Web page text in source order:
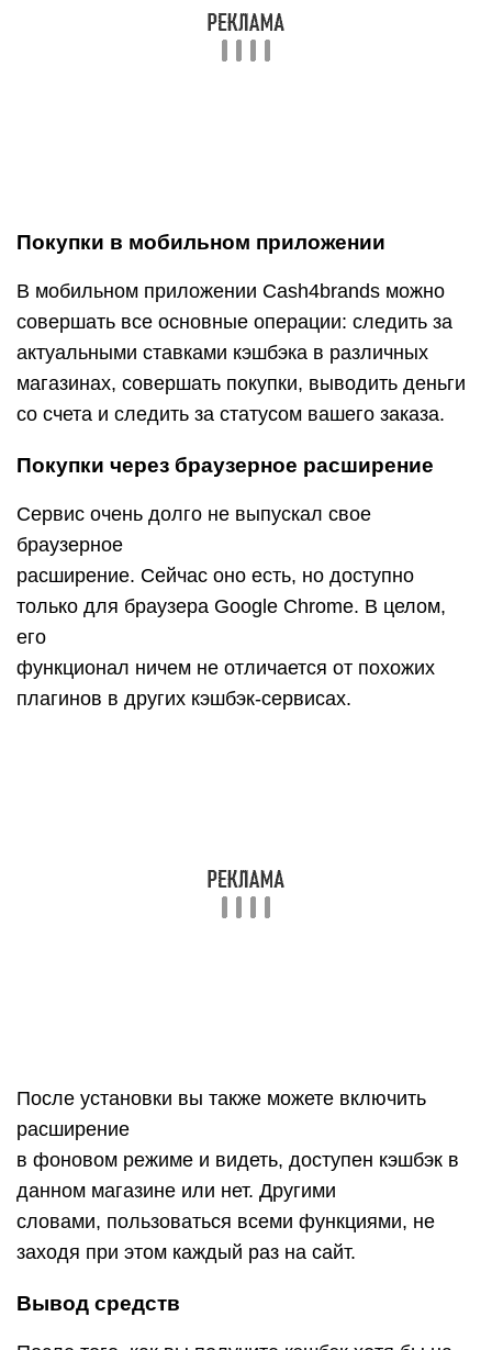
магазинах, совершать покупки, выводить деньги
со счета и следить за статусом вашего заказа.
только для браузера Google Chrome. В целом,
его
функционал ничем не отличается от похожих
плагинов в других кэшбэк-сервисах.
словами, пользоваться всеми функциями, не
заходя при этом каждый раз на сайт.
удобным для вас способом. Тем не менее,
минимальная сумма вывода для разных
платежных систем будет различаться:
Способ выплаты
сумма
Webmoney, Qiwi кошелек, Yandex
Нет
На баланс телефона